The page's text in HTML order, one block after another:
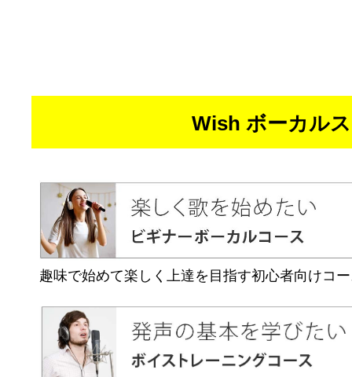
Wish ボーカル
趣味で始めて楽しく上達を目指す初心者向けコ